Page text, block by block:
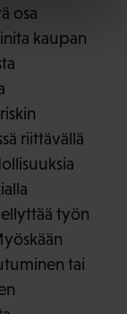
osa
kaupan
riittävällä
työn
tai